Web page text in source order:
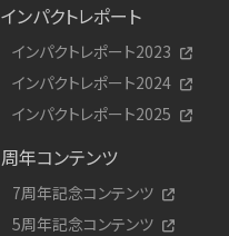
インパクトレポート
インパクトレポート2023
インパクトレポート2024
インパクトレポート2025
周年コンテンツ
7周年記念コンテンツ
5周年記念コンテンツ